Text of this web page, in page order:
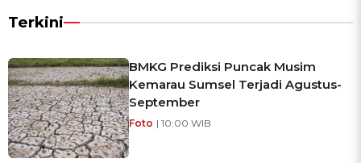
Terkini
BMKG Prediksi Puncak Musim
Kemarau Sumsel Terjadi Agustus-
September
Foto | 10:00 WIB